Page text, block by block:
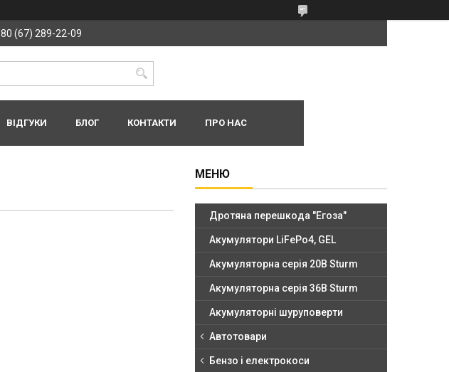
(67) 289-22-09
ВІДГУКИ БЛОГ КОНТАКТИ ПРО НАС
Дротяна перешкода "Егоза"
Акумулятори LiFePo4, GEL
Акумуляторна серія 20В Sturm
Акумуляторна серія 36В Sturm
Акумуляторні шуруповерти
Автотовари
Бензо і електрокоси